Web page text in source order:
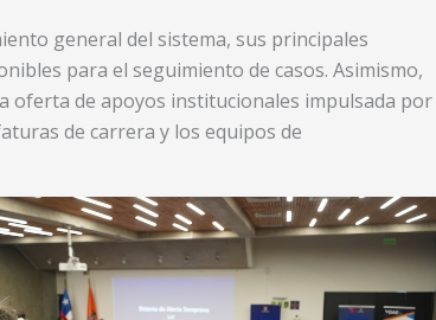
general del sistema, sus principales
para el seguimiento de casos. Asimismo,
oferta de apoyos institucionales impulsada por
de carrera y los equipos de